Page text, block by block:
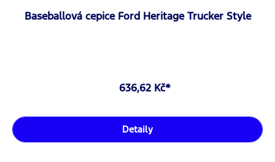
Baseballová cepice Ford Heritage Trucker Style
636,62 Kč*
Detaily